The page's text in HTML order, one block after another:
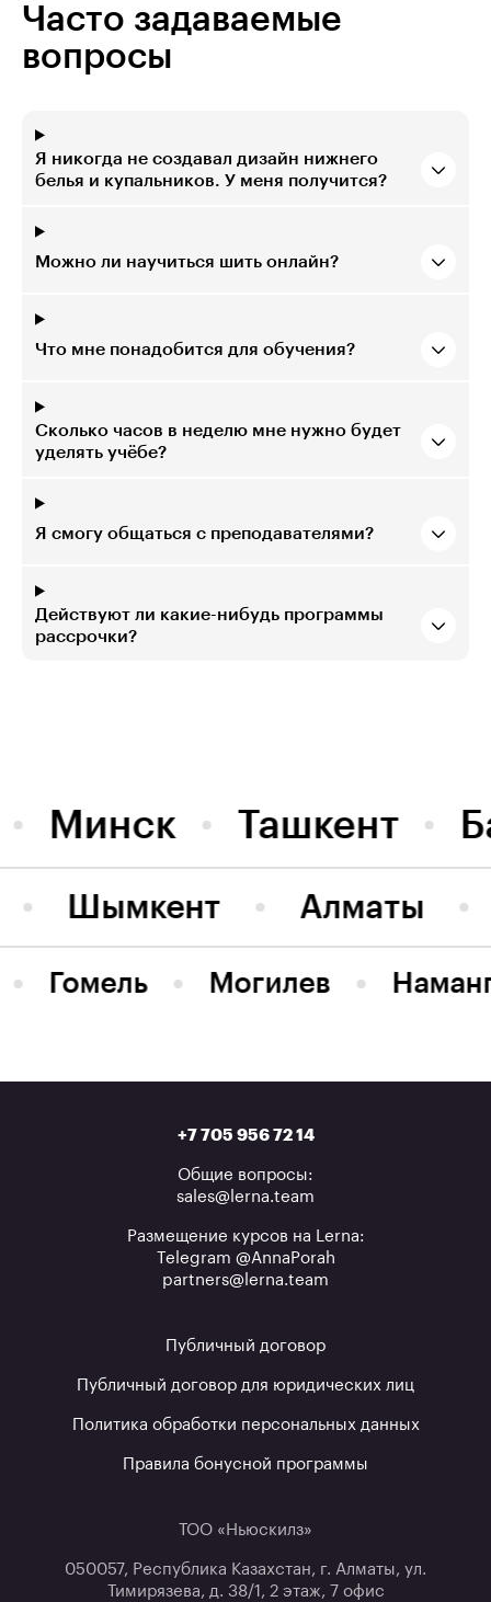
Часто задаваемые
вопросы
Я никогда не создавал дизайн нижнего
белья и купальников. У меня получится?
Можно ли научиться шить онлайн?
Что мне понадобится для обучения?
Сколько часов в неделю мне нужно будет
уделять учёбе?
Я смогу общаться с преподавателями?
Действуют ли какие-нибудь программы
рассрочки?
Минск Ташкент
Алматы
Шымкент
Гомель Могилев
+7 705 956 72 14
Общие вопросы:
sales@lerna.team
Размещение курсов на Lerna:
Telegram @AnnaPorah
partners@lerna.team
Публичный договор
Публичный договор для юридических лиц
Политика обработки персональных данных
Правила бонусной программы
ТОО «Ньюскилз»
050057, Республика Казахстан, г. Алматы, ул.
Тимирязева, д. 38/1, 2 этаж, 7 офис